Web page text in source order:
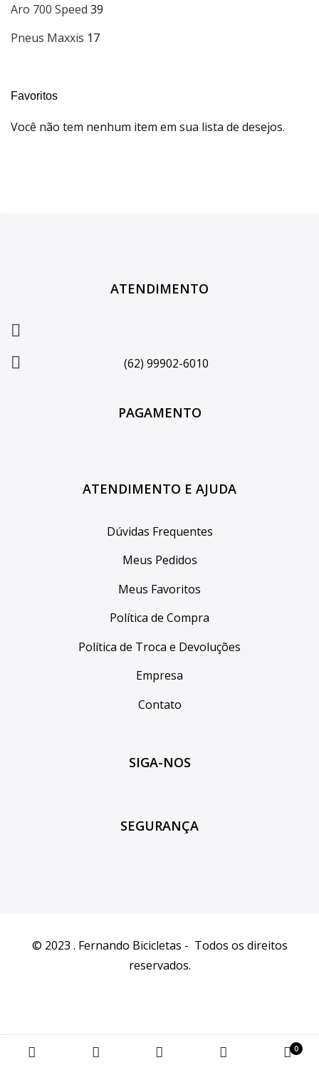
Aro 700 Speed 39
Pneus Maxxis 17
Favoritos
Você não tem nenhum item em sua lista de desejos.
ATENDIMENTO
(62) 99902-6010
ATENDIMENTO E AJUDA
Dúvidas Frequentes
Meus Pedidos
Meus Favoritos
Política de Compra
Política de Troca e Devoluções
Empresa
Contato
SIGA-NOS
SEGURANÇA
PAGAMENTO
© 2023 . Fernando Bicicletas - Todos os direitos
reservados.
0